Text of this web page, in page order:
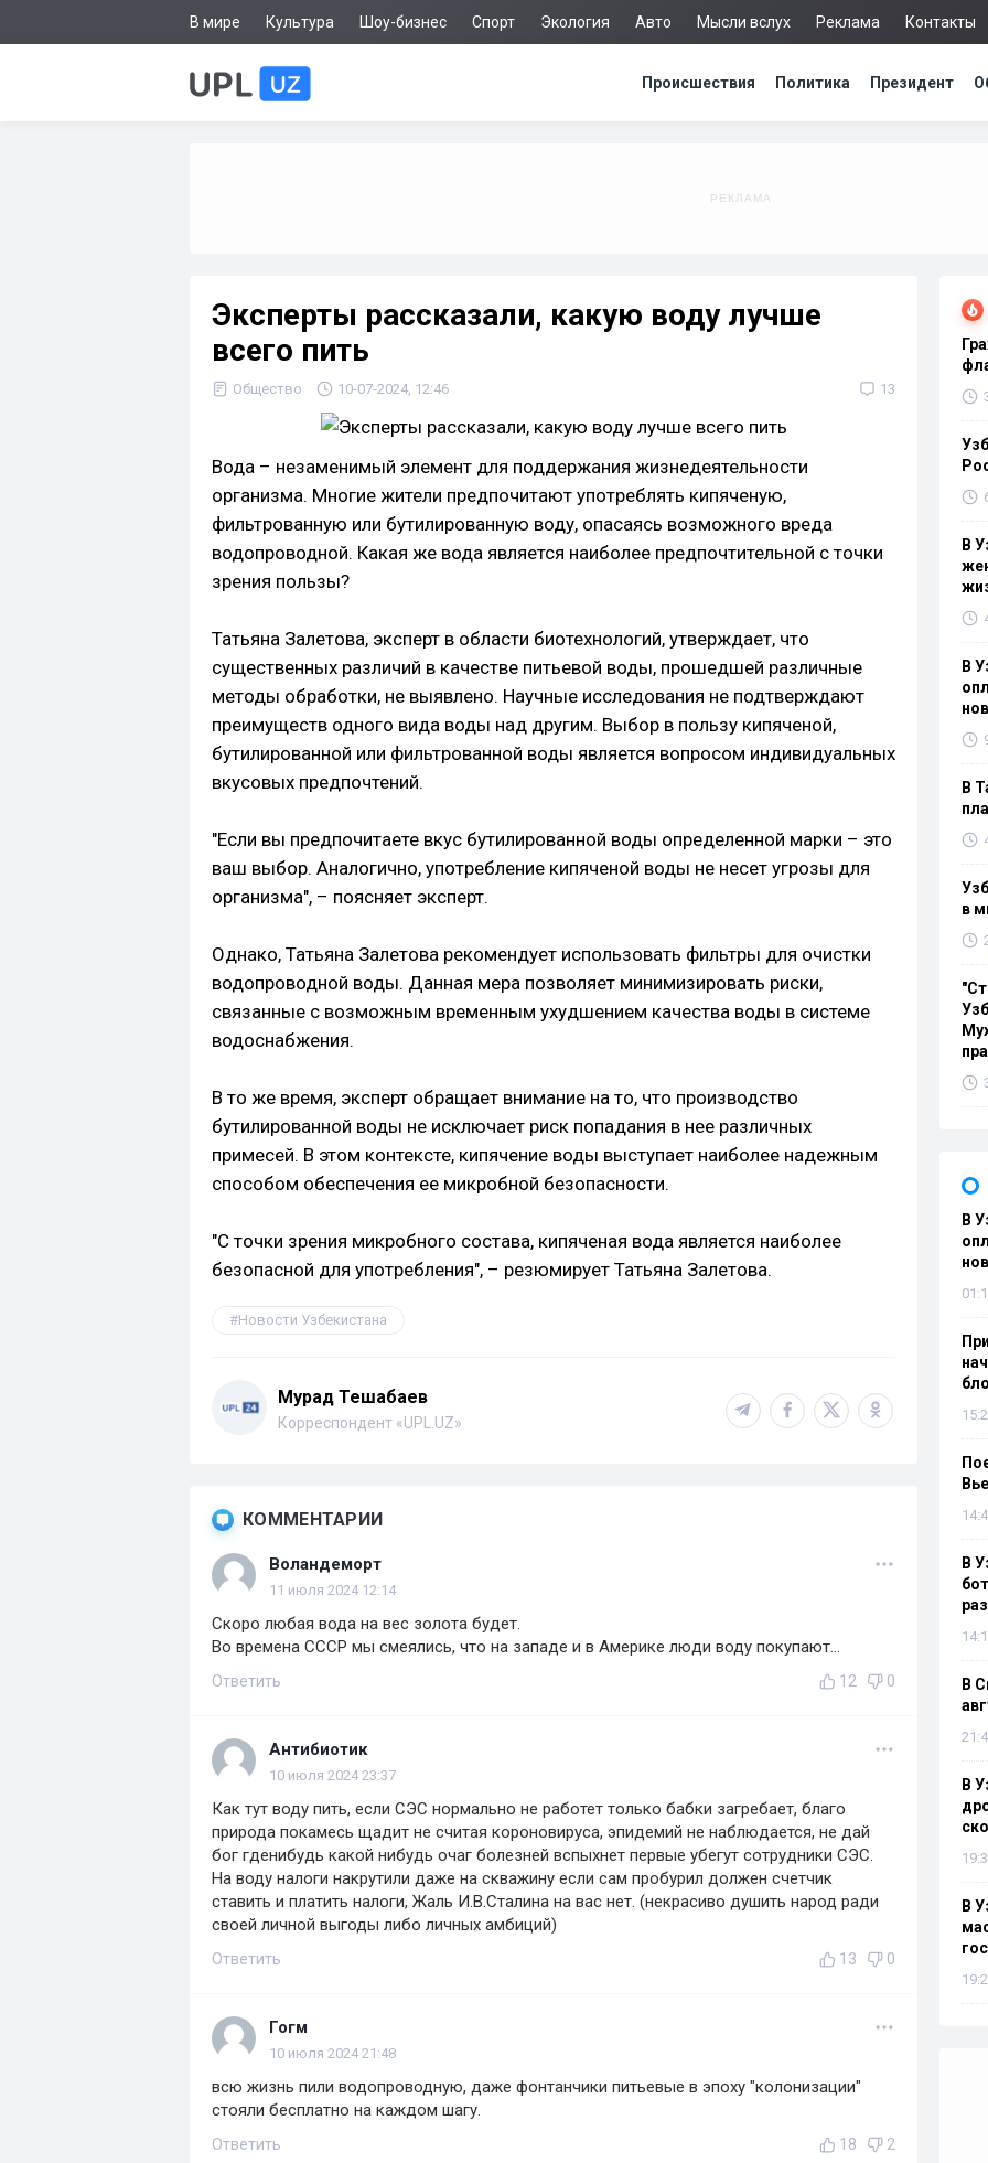
В мире Культура Шоу-бизнес Спорт Экология Авто Мысли вслух Реклама Контакты
Происшествия Политика Президент
Эксперты рассказали, какую воду лучше
всего пить
Общество 10-07-2024, 12:46 13
Вода – незаменимый элемент для поддержания жизнедеятельности
организма. Многие жители предпочитают употреблять кипяченую,
фильтрованную или бутилированную воду, опасаясь возможного вреда
водопроводной. Какая же вода является наиболее предпочтительной с точки
зрения пользы?
Татьяна Залетова, эксперт в области биотехнологий, утверждает, что
существенных различий в качестве питьевой воды, прошедшей различные
методы обработки, не выявлено. Научные исследования не подтверждают
преимуществ одного вида воды над другим. Выбор в пользу кипяченой,
бутилированной или фильтрованной воды является вопросом индивидуальных
вкусовых предпочтений.
"Если вы предпочитаете вкус бутилированной воды определенной марки – это
ваш выбор. Аналогично, употребление кипяченой воды не несет угрозы для
организма", – поясняет эксперт.
Однако, Татьяна Залетова рекомендует использовать фильтры для очистки
водопроводной воды. Данная мера позволяет минимизировать риски,
связанные с возможным временным ухудшением качества воды в системе
водоснабжения.
В то же время, эксперт обращает внимание на то, что производство
бутилированной воды не исключает риск попадания в нее различных
примесей. В этом контексте, кипячение воды выступает наиболее надежным
способом обеспечения ее микробной безопасности.
"С точки зрения микробного состава, кипяченая вода является наиболее
безопасной для употребления", – резюмирует Татьяна Залетова.
Новости Узбекистана
Мурад Тешабаев
Корреспондент «UPL.UZ»
КОММЕНТАРИИ
Воландеморт
11 июля 2024 12:14
Скоро любая вода на вес золота будет.
Во времена СССР мы смеялись, что на западе и в Америке люди воду покупают...
Ответить 12 0
Антибиотик
10 июля 2024 23:37
Как тут воду пить, если СЭС нормально не работет только бабки загребает, благо
природа покамесь щадит не считая короновируса, эпидемий не наблюдается, не дай
бог гденибудь какой нибудь очаг болезней вспыхнет первые убегут сотрудники СЭС.
На воду налоги накрутили даже на скважину если сам пробурил должен счетчик
ставить и платить налоги, Жаль И.В.Сталина на вас нет. (некрасиво душить народ ради
своей личной выгоды либо личных амбиций)
Ответить 13 0
Гогм
10 июля 2024 21:48
всю жизнь пили водопроводную, даже фонтанчики питьевые в эпоху "колонизации"
стояли бесплатно на каждом шагу.
Ответить 18 2
В
В
В
в
В
В
В
В
В